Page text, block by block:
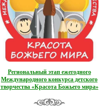
Региональный этап ежегодного
Международного конкурса детского
творчества «Красота Божьего мира»